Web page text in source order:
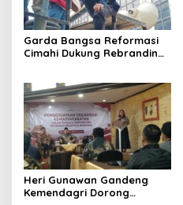
Garda Bangsa Reformasi
Cimahi Dukung Rebranding
Pelayanan
Heri Gunawan Gandeng
Kemendagri Dorong